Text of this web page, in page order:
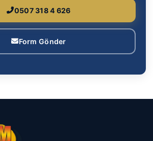
0507 318 4 626
Form Gönder